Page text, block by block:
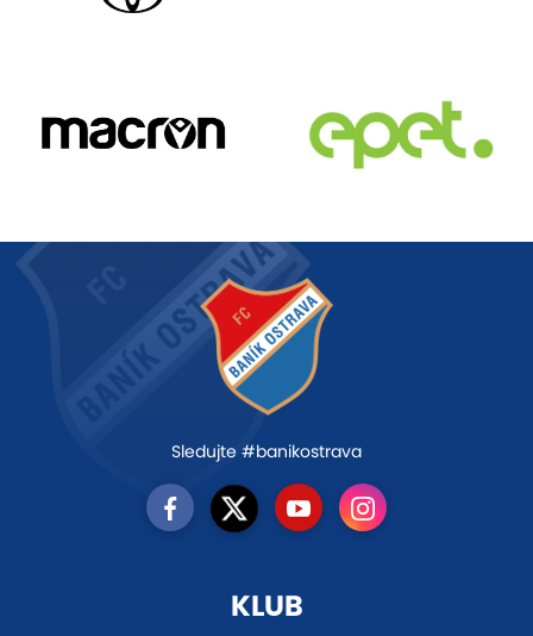
Sledujte #banikostrava
KLUB